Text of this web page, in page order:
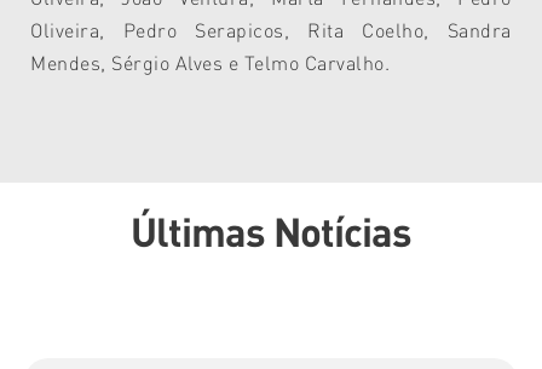
Oliveira, Pedro Serapicos, Rita Coelho, Sandra
Mendes, Sérgio Alves e Telmo Carvalho.
Últimas Notícias